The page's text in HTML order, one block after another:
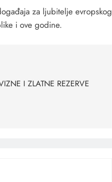
za ljubitelje evropskog
i ove godine.
I ZLATNE REZERVE